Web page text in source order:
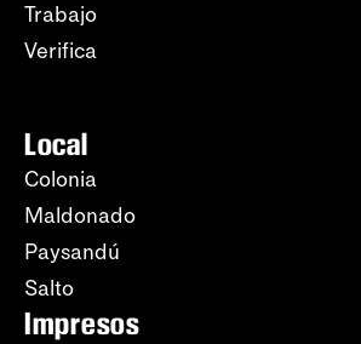
Trabajo
Verifica
Local
Colonia
Maldonado
Paysandú
Salto
Impresos